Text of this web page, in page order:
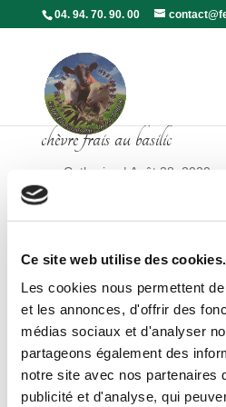
Ce site web utilise des cookies.
Les cookies nous permettent
et les annonces, d'offrir des
médias sociaux et d'analyser
partageons également des
notre site avec nos partenaires
publicité et d'analyse, qui
04. 94. 70. 90. 00
chèvre frais au basilic
Catherine | Août 28, 2020